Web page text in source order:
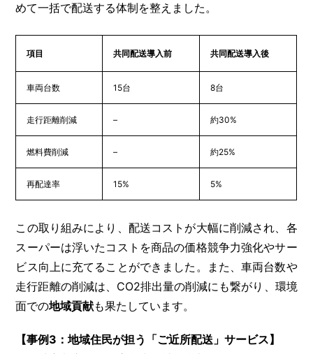
めて一括で配送する体制を整えました。
項目 共同配送導入前 共同配送導入後
車両台数 15台 8台
走行距離削減 – 約30%
燃料費削減 – 約25%
再配達率 15% 5%
この取り組みにより、配送コストが大幅に削減され、各
スーパーは浮いたコストを商品の価格競争力強化やサー
ビス向上に充てることができました。また、車両台数や
走行距離の削減は、CO2排出量の削減にも繋がり、環境
面での地域貢献も果たしています。
【事例3：地域住民が担う「ご近所配送」サービス】